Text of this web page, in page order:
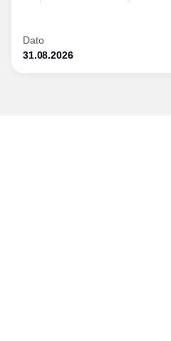
Dato
31.08.2026